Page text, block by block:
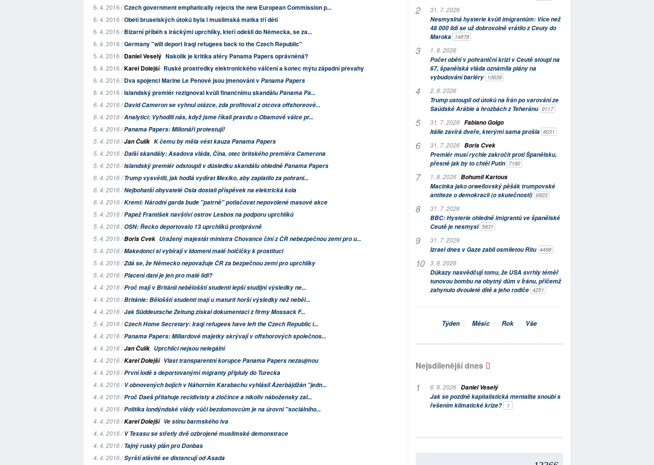
6. 4. 2016 /Czech government emphatically rejects the new European Commission p...
6. 4. 2016 /Obětí bruselských útoků byla i muslimská matka tří dětí
6. 4. 2016 /Bizarní příběh s iráckými uprchlíky, kteří odešli do Německa, se za...
6. 4. 2016 /Germany "will deport Iraqi refugees back to the Czech Republic"
5. 4. 2016 /Daniel Veselý Nakolik je kritika aféry Panama Papers oprávněná?
6. 4. 2016 /Karel Dolejší Ruské prostředky elektronického válčení a konec mýtu západní převahy
6. 4. 2016 /Dva spojenci Marine Le Penové jsou jmenováni vPanama Papers
6. 4. 2016 /Islandský premiér rezignoval kvůli finančnímu skandáluPanama Pa...
6. 4. 2016 /David Cameron se vyhnul otázce, zda profitoval z otcova offshoreové...
6. 4. 2016 /Analytici: Vyhodili nás, když jsme říkali pravdu o Obamově válce pr...
5. 4. 2016 /Panama Papers: Milionáři protestují!
5. 4. 2016 /Jan Čulík K čemu by měla vést kauza Panama Papers
5. 4. 2016 /Další skandály: Asadova vláda, Čína, otec britského premiéra Camerona
5. 4. 2016 /Islandský premiér odstoupil v důsledku skandálu ohledně Panama Papers
6. 4. 2016 /Trump vysvětlil, jak hodlá vydírat Mexiko, aby zaplatilo za pohrani...
6. 4. 2016 /Nejbohatší obyvatelé Osla dostali příspěvek na elektrická kola
6. 4. 2016 /Kreml: Národní garda bude "patrně" potlačovat nepovolené masové akce
5. 4. 2016 /Papež František navštíví ostrov Lesbos na podporu uprchlíků
5. 4. 2016 /OSN: Řecko deportovalo 13 uprchlíků protiprávně
5. 4. 2016 /Boris Cvek Uražený majestát ministra Chovance činí z ČR nebezpečnou zemi pro u...
5. 4. 2016 /Makedonci si vybírají v Idomeni malé holčičky k prostituci
5. 4. 2016 /Zdá se, že Německo nepovažuje ČR za bezpečnou zemi pro uprchlíky
5. 4. 2016 /Placení daní je jen pro malé lidi?
4. 4. 2016 /Proč mají v Británii nebělošští studenti lepší studijní výsledky ne...
4. 4. 2016 /Británie: Bělošští studenti mají u maturit horší výsledky než neběl...
4. 4. 2016 /JakSüddeutsche Zeitungzískal dokumentaci z firmy Mossack F...
5. 4. 2016 /Czech Home Secretary: Iraqi refugees have left the Czech Republic i...
4. 4. 2016 /Panama Papers: Miliardové majetky skrývají v offshorových společnos...
4. 4. 2016 /Jan Čulík Uprchlíci nejsou nelegální
4. 4. 2016 /Karel Dolejší Vlast transparentní korupcePanama Papersnezaujmou
4. 4. 2016 /První lodě s deportovanými migranty připluly do Turecka
4. 4. 2016 /V obnovených bojích v Náhorním Karabachu vyhlásil Ázerbájdžán "jedn...
4. 4. 2016 /Proč Daeš přitahuje recidivisty a zločince a nikoliv nábožensky zal...
4. 4. 2016 /Politika londýndské vlády vůči bezdomovcům je na úrovni "sociálního...
4. 4. 2016 /Karel Dolejší Ve stínu barmského lva
4. 4. 2016 /V Texasu se střetly dvě ozbrojené muslimské demonstrace
4. 4. 2016 /Tajný ruský plán pro Donbas
4. 4. 2016 /Syrští alávité se distancují od Asada
31. 7. 2026
Nesmyslná hysterie kvůli imigrantům: Více než
48 000 lidí se už dobrovolně vrátilo z Ceuty do
Maroka 14878
1. 8. 2026
Počet obětí v pohraniční krizi v Ceutě stoupl na
67, španělská vláda oznámila plány na
vybudování bariéry 10639
2. 8. 2026
Trump ustoupil od útoků na Írán po varování ze
Saúdské Arábie a hrozbách z Teheránu 9117
31. 7. 2026 Fabiano Golgo
Itálie zavírá dveře, kterými sama prošla 8031
31. 7. 2026 Boris Cvek
Premiér musí rychle zakročit proti Španělsku,
přesně jak by to chtěl Putin 7190
1. 8. 2026 Bohumil Kartous
Macinka jako orwellovský pěšák trumpovské
antiteze o demokracii (o skutečnosti) 6823
31. 7. 2026
BBC: Hysterie ohledně imigrantů ve španělské
Ceutě je nesmysl 5831
31. 7. 2026
Izrael dnes v Gaze zabil osmiletou Ritu 4498
3. 8. 2026
Důkazy nasvědčují tomu, že USA svrhly téměř
tunovou bombu na obytný dům v Íránu, přičemž
zahynulo dvouleté dítě a jeho rodiče 4251
Týden Měsíc Rok Vše
Nejsdílenější dnes
6. 8. 2026 Daniel Veselý
Jak se pozdně kapitalistická mentalita snoubí s
řešením klimatické krize?
1